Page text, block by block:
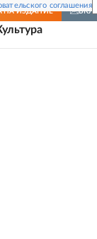
соглашения
НА ИЗДАНИЕ